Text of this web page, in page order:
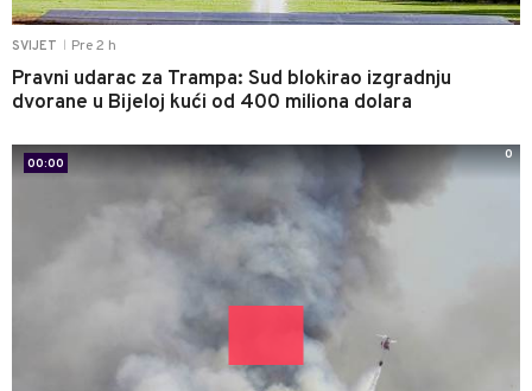
SVIJET Pre 2 h
Pravni udarac za Trampa: Sud blokirao izgradnju
dvorane u Bijeloj kući od 400 miliona dolara
00:00
0